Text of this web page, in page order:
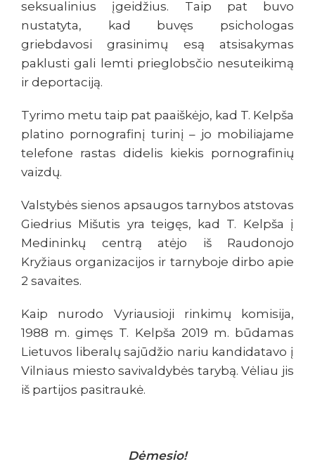
seksualinius įgeidžius. Taip pat buvo
nustatyta, kad buvęs psichologas
griebdavosi grasinimų esą atsisakymas
paklusti gali lemti prieglobsčio nesuteikimą
ir deportaciją.
Tyrimo metu taip pat paaiškėjo, kad T. Kelpša
platino pornografinį turinį – jo mobiliajame
telefone rastas didelis kiekis pornografinių
vaizdų.
Valstybės sienos apsaugos tarnybos atstovas
Giedrius Mišutis yra teigęs, kad T. Kelpša į
Medininkų centrą atėjo iš Raudonojo
Kryžiaus organizacijos ir tarnyboje dirbo apie
2 savaites.
Kaip nurodo Vyriausioji rinkimų komisija,
1988 m. gimęs T. Kelpša 2019 m. būdamas
Lietuvos liberalų sajūdžio nariu kandidatavo į
Vilniaus miesto savivaldybės tarybą. Vėliau jis
iš partijos pasitraukė.
Dėmesio!